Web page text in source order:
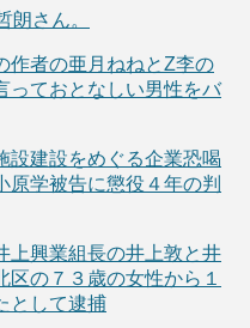
朗さん。
作者の亜月ねねとZ李の
っておとなしい男性をバ
設建設をめぐる企業恐喝
原学被告に懲役４年の判
上興業組長の井上敦と井
区の７３歳の女性から１
として逮捕